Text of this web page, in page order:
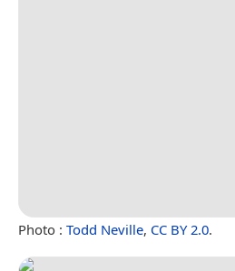
Photo : Todd Neville, CC BY 2.0.